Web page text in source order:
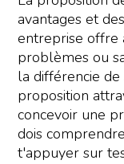
avantages et
entreprise offre
problèmes ou
la différencie
proposition
concevoir une
dois
t'appuyer sur